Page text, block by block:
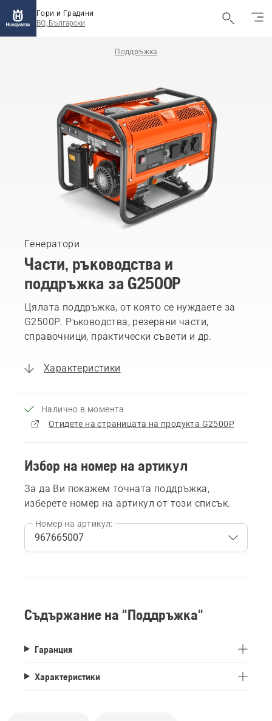
Гори и Градини
BG, Български
Поддръжка
Генератори
Части, ръководства и
поддръжка за G2500P
Цялата поддръжка, от която се нуждаете за
G2500P. Ръководства, резервни части,
справочници, практически съвети и др.
Характеристики
Налично в момента
Отидете на страницата на продукта G2500P
Избор на номер на артикул
За да Ви покажем точната поддръжка,
изберете номер на артикул от този списък.
Номер на артикул:
Съдържание на "Поддръжка"
Гаранция
Характеристики